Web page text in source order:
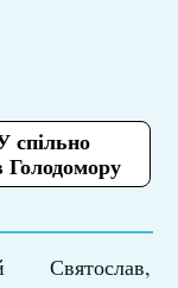
Голодомору
Святослав,